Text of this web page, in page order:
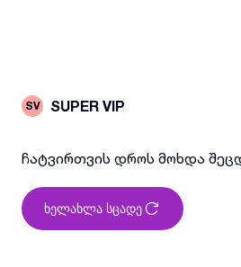
SV SUPER VIP
ჩატვირთვის დროს მოხდა
ხელახლა სცადე